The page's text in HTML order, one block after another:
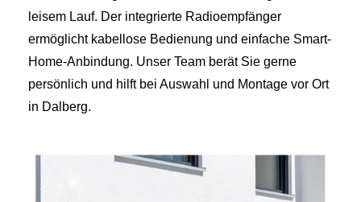
leisem Lauf. Der integrierte Radioempfänger
ermöglicht kabellose Bedienung und einfache Smart-
Home-Anbindung. Unser Team berät Sie gerne
persönlich und hilft bei Auswahl und Montage vor Ort
in Dalberg.